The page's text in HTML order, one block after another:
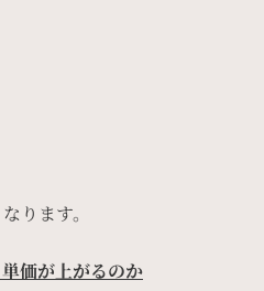
ります。
価が上がるのか